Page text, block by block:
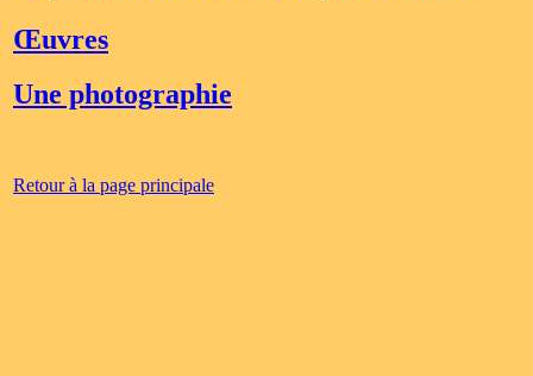
Œuvres
Une photographie
Retour à la page principale